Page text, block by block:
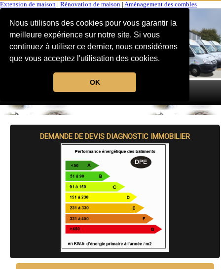
Nous utilisons des cookies pour vous garantir la
meilleure expérience sur notre site. Si vous
continuez à utiliser ce dernier, nous considérons
que vous acceptez l'utilisation des cookies.
OK
Extension de maison Rénovation de maison Aménagement des combles
MENU
DEMANDE DE DEVIS DIAGNOSTIC IMMOBILIER